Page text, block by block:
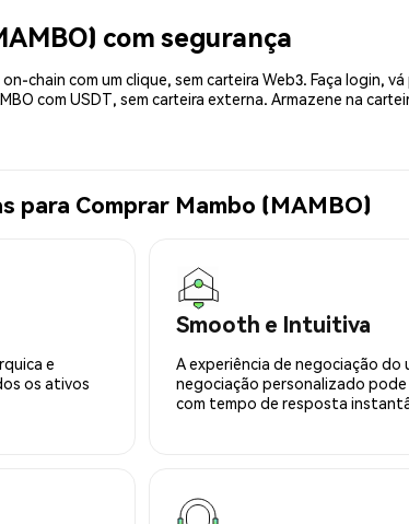
com segurança
chain com um clique, sem carteira Web3. Faça login, vá
com USDT, sem carteira externa. Armazene na
para Comprar Mambo (MAMBO)
e
os ativos
Smooth e Intuitiva
A experiência de negociação do
negociação personalizado
com tempo de resposta